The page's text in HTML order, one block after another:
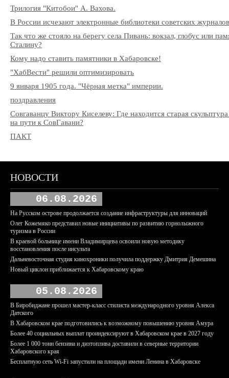
Трилогия "Китобои" А. Вахова.
В России исчезают электронные библиотеки советских журналов
Так что же стояло на берегу села Пивань: вокзал, глобус или
Сталину?
Кому надо ставить памятники в Хабаровске!
"ХабВести" решили оптимизировать
9 января 1905 года. "Чёрная метка" империи.
поздравления
Совгаванцу Виктору Киселеву: Где находится старая
на пути к СовГавани?
ПАКТ
НОВОСТИ
06.08.2026
На Русском острове продолжается создание инфраструктуры для инноваций
Олег Кожемяко представил новые инициативы по развитию горнолыжного
туризма в России
В краевой больнице имени Владимирцева освоили новую методику
восстановления после инсульта
Дальневосточная студия кинохроники получила поддержку Дмитрия Демешина
Новый циклон приближается к Хабаровскому краю
05.08.2026
В Биробиджане прошел мастер-класс стилиста международного уровня Алекса
Датского
В Хабаровском крае подготовились к возможному повышению уровня Амура
Более 40 социальных выплат проиндексируют в Хабаровском крае в 2027 году
Более 1 000 тонн бензина и дизтоплива доставили в северные территории
Хабаровского края
Бесплатную сеть Wi-Fi запустили на площади имени Ленина в Хабаровске